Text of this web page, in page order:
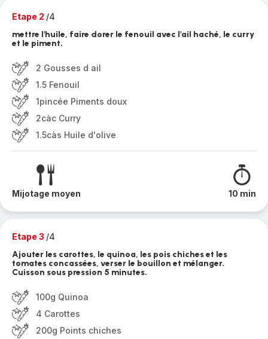
Etape 2 /4
mettre l'huile, faire dorer le fenouil avec l'ail haché, le curry
et le piment.
2 Gousses d ail
1.5 Fenouil
1pincée Piments doux
2càc Curry
1.5càs Huile d'olive
Mijotage moyen 10 min
Etape 3 /4
Ajouter les carottes, le quinoa, les pois chiches et les
tomates concassées, verser le bouillon et mélanger.
Cuisson sous pression 5 minutes.
100g Quinoa
4 Carottes
200g Points chiches